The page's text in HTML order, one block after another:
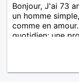
Bonjour, J'ai 73
un homme
comme en
quotidien; une
une discision
deux. Je
honnête et
moments de